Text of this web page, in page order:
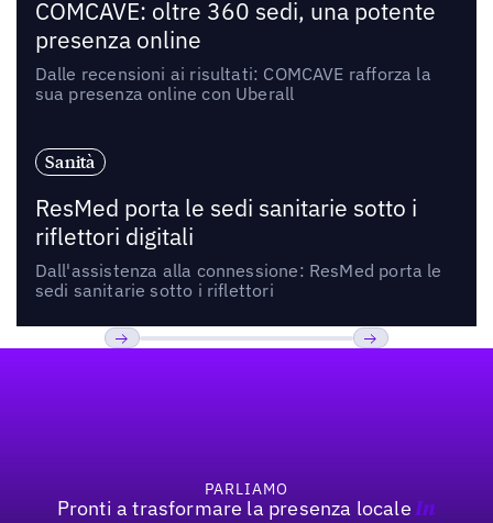
COMCAVE: oltre 360 sedi, una potente
presenza online
Dalle recensioni ai risultati: COMCAVE rafforza la
sua presenza online con Uberall
Sanità
ResMed porta le sedi sanitarie sotto i
riflettori digitali
Dall'assistenza alla connessione: ResMed porta le
sedi sanitarie sotto i riflettori
PARLIAMO
Pronti a trasformare la presenza locale In